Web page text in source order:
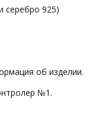
серебро 925)
об изделии.
№1.